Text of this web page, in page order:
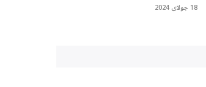
18 جولای 2024